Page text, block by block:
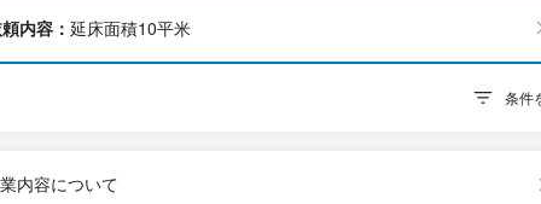
内容： 延床面積10平米
条件
内容について